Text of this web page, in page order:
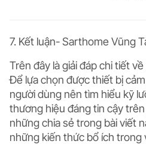
7. Kết luận- Sarthome Vũng
Trên đây là giải đáp chi tiết
Để lựa chọn được thiết bị
người dùng nên tìm hiểu kỹ
thương hiệu đáng tin cậy
những chia sẻ trong bài viết
những kiến thức bổ ích trong